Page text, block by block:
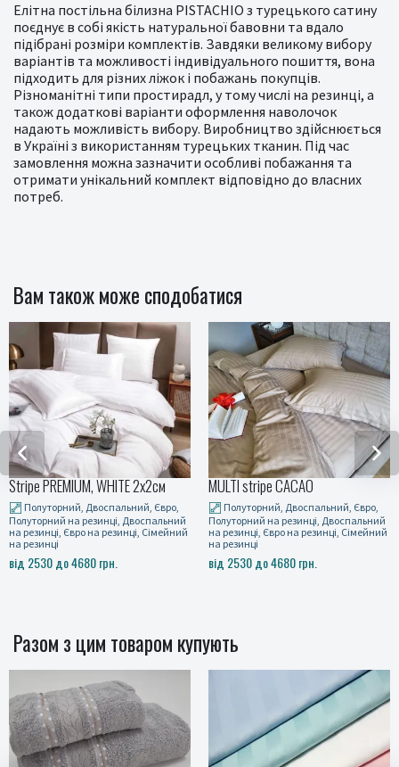
Елітна постільна білизна PISTACHIO з турецького сатину
поєднує в собі якість натуральної бавовни та вдало
підібрані розміри комплектів. Завдяки великому вибору
варіантів та можливості індивідуального пошиття, вона
підходить для різних ліжок і побажань покупців.
Різноманітні типи простирадл, у тому числі на резинці, а
також додаткові варіанти оформлення наволочок
надають можливість вибору. Виробництво здійснюється
в Україні з використанням турецьких тканин. Під час
замовлення можна зазначити особливі побажання та
отримати унікальний комплект відповідно до власних
потреб.
Вам також може сподобатися
Stripe PREMIUM, WHITE 2x2см
Полуторний, Двоспальний, Євро,
Полуторний на резинці, Двоспальний
на резинці, Євро на резинці, Сімейний
на резинці
від 2530 до 4680 грн.
MULTI stripe CACAO
Полуторний, Двоспальний, Євро,
Полуторний на резинці, Двоспальний
на резинці, Євро на резинці, Сімейний
на резинці
від 2530 до 4680 грн.
Разом з цим товаром купують